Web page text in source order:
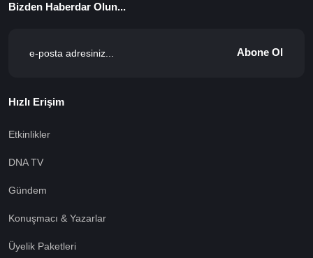
Bizden Haberdar Olun...
Abone Ol
Hızlı Erişim
Etkinlikler
DNA TV
Gündem
Konuşmacı & Yazarlar
Üyelik Paketleri